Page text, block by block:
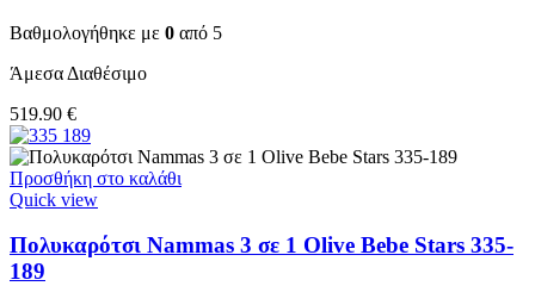
Βαθμολογήθηκε με 0 από 5
Άμεσα Διαθέσιμο
519.90 €
Προσθήκη στο καλάθι
Quick view
Πολυκαρότσι Nammas 3 σε 1 Olive Bebe Stars 335-
189